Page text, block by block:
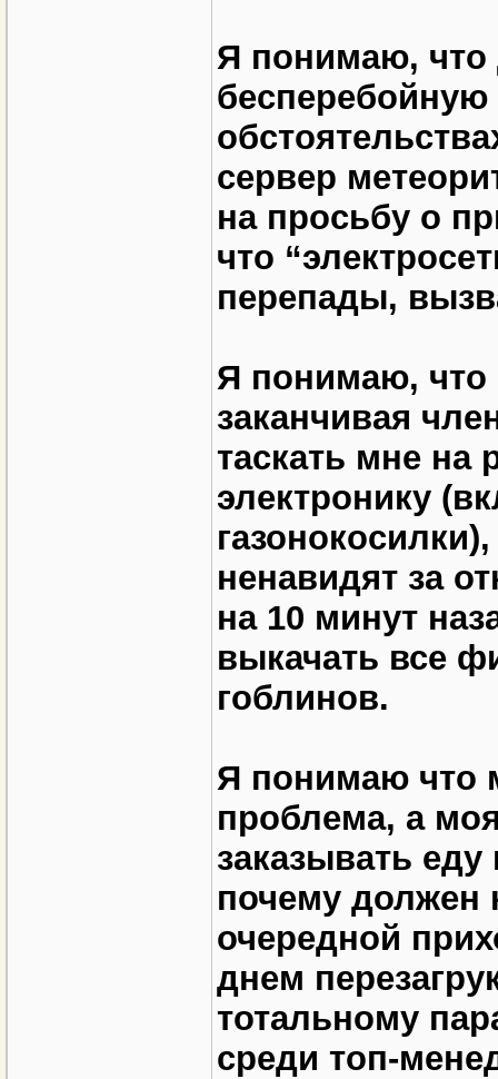
Я понимаю, что
сервер
на просьбу о
что
перепады,
Я понимаю, что
заканчивая
таскать мне на
электронику
ненавидят за
на 10 минут
выкачать все
гоблинов.
Я понимаю что
проблема, а
заказывать
почему должен
очередной
днем
тотальному
среди топ-